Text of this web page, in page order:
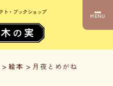
ト・ブックショップ
MENU
> 絵本 > 月夜とめがね